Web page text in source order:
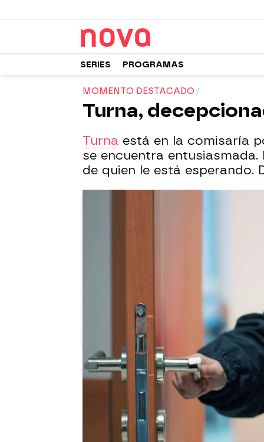
SERIES PROGRAMAS
MOMENTO DESTACADO
Turna,
Turna está en la comisaría
se encuentra
de quien le está esperando.
Madrid
Publicado: 23 de junio de 2019, 23:21